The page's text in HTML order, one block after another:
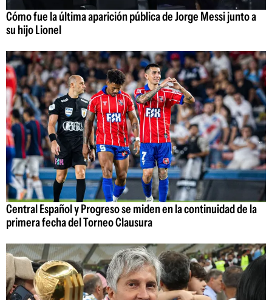
Cómo fue la última aparición pública de Jorge Messi junto a
su hijo Lionel
Central Español y Progreso se miden en la continuidad de la
primera fecha del Torneo Clausura